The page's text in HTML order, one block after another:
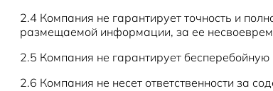
2.4 Компания не гарантирует точность и
размещаемой информации, за ее
2.5 Компания не гарантирует бесперебойную
2.6 Компания не несет ответственности за